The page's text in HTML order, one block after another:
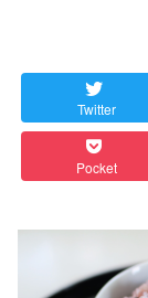
Twitter
Pocket